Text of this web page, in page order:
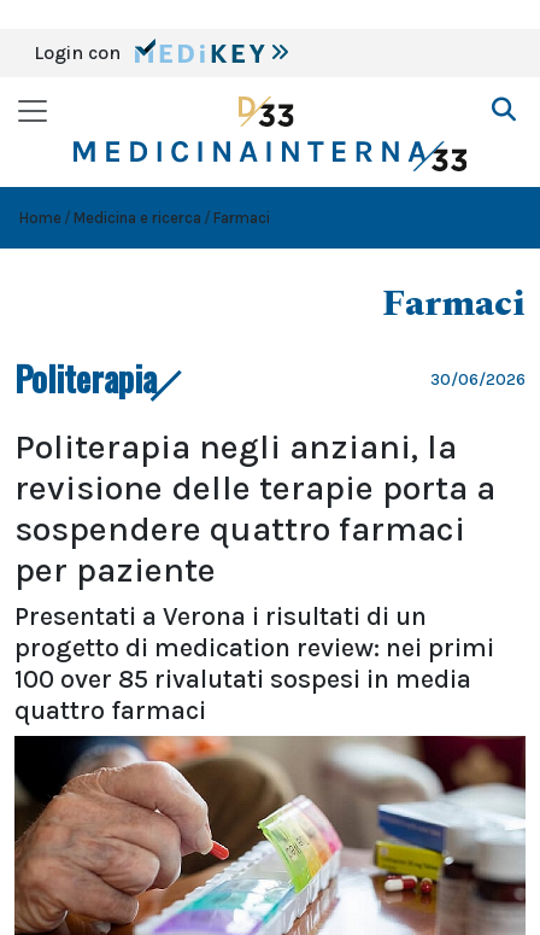
Login con
Home Medicina e ricerca Farmaci
Farmaci
Politerapia 30/06/2026
Politerapia negli anziani, la
revisione delle terapie porta a
sospendere quattro farmaci
per paziente
Presentati a Verona i risultati di un
progetto di medication review: nei primi
100 over 85 rivalutati sospesi in media
quattro farmaci